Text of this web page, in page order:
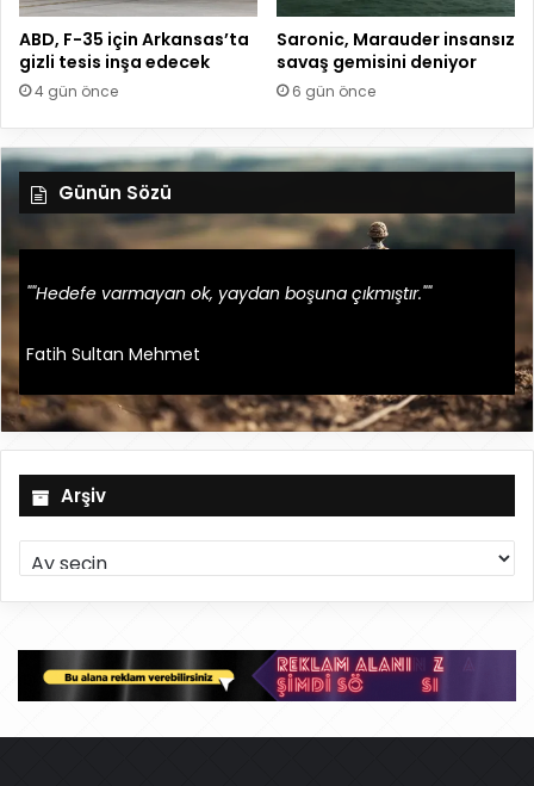
ABD, F-35 için Arkansas’ta
gizli tesis inşa edecek
4 gün önce
Saronic, Marauder insansız
savaş gemisini deniyor
6 gün önce
Günün Sözü
""Hedefe varmayan ok, yaydan boşuna çıkmıştır.""
Fatih Sultan Mehmet
Arşiv
r
ş
v